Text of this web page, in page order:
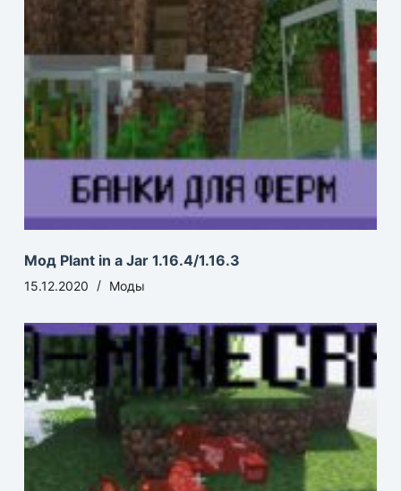
Мод Plant in a Jar 1.16.4/1.16.3
15.12.2020 Моды